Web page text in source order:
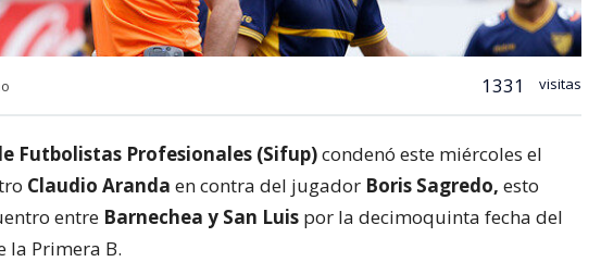
1331 visitas
Futbolistas Profesionales (Sifup)condenó este miércoles el
Claudio Aranda en contra del jugador Boris Sagredo, esto
entre Barnechea y San Luis por la decimoquinta fecha del
la Primera B.